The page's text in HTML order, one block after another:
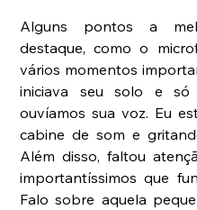
Alguns pontos a
destaque, como o
vários momentos
iniciava seu solo e só
ouvíamos sua voz. Eu
cabine de som e
Além disso, faltou
importantíssimos que
Falo sobre aquela